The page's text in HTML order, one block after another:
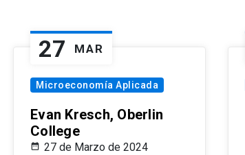
27 MAR
Microeconomía Aplicada
Evan Kresch, Oberlin
College
27 de Marzo de 2024